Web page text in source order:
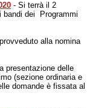
- Si terrà il 2
bandi dei Programmi
alla nomina
presentazione delle
(sezione ordinaria e
domande è fissata al